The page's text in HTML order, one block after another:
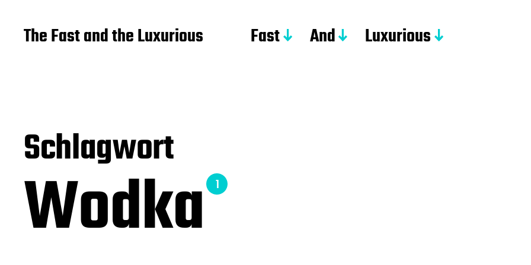
The Fast and the Luxurious Fast And Luxurious
Schlagwort
Wodka1